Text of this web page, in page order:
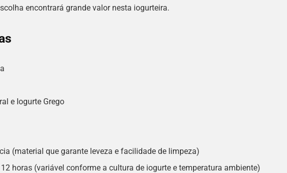
encontrará grande valor nesta iogurteira.
e Iogurte Grego
(material que garante leveza e facilidade de limpeza)
horas (variável conforme a cultura de iogurte e temperatura ambiente)